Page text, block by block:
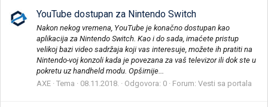
YouTube dostupan za Nintendo Switch
Nakon nekog vremena, YouTube je konačno dostupan kao
aplikacija za Nintendo Switch. Kao i do sada, imaćete pristup
velikoj bazi video sadržaja koji vas interesuje, možete ih pratiti na
Nintendo-voj konzoli kada je povezana za vaš televizor ili dok ste u
pokretu uz handheld modu. Opširnije...
AXE Tema 08.11.2018. Odgovora: 0 Forum: Vesti sa portala